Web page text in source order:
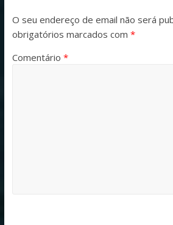
O seu endereço de email não será
obrigatórios marcados com *
Comentário *